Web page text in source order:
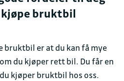
kjøpe bruktbil
bruktbil er at du kan få mye
du kjøper rett bil. Du får en
kjøper bruktbil hos oss.